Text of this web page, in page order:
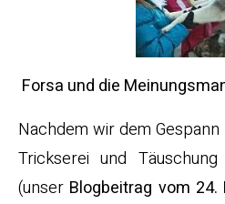
Forsa und die
Nachdem wir dem
Trickserei und
(unser Blogbeitrag vom